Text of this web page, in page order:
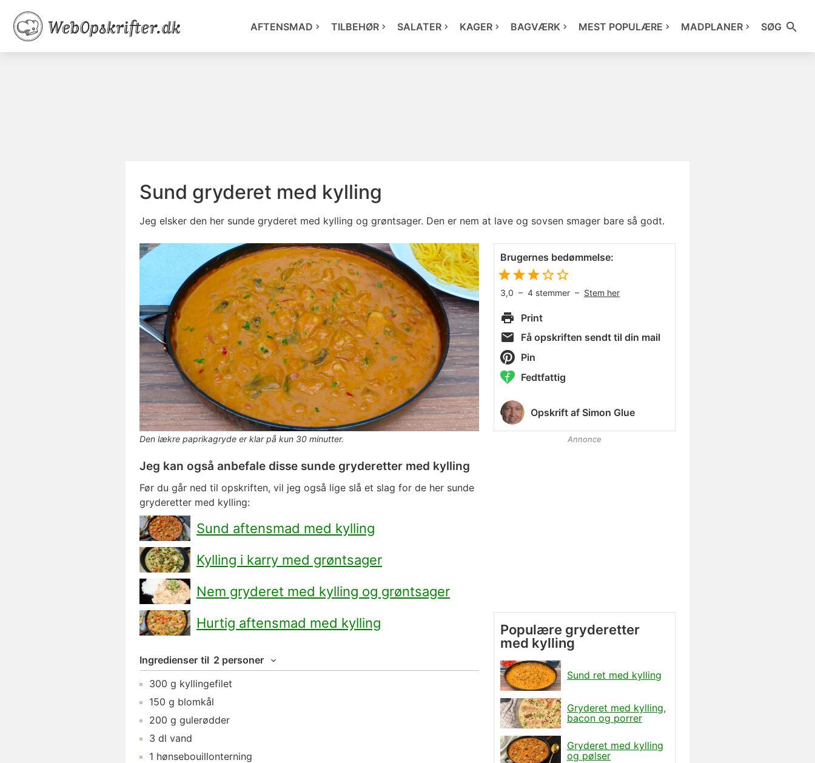
AFTENSMAD TILBEHØR SALATER KAGER BAGVÆRK MEST POPULÆRE MADPLANER SØG
Sund gryderet med kylling
Jeg elsker den her sunde gryderet med kylling og grøntsager. Den er nem at lave og sovsen smager bare så godt.
Den lækre paprikagryde er klar på kun 30 minutter.
Jeg kan også anbefale disse sunde gryderetter med kylling
Før du går ned til opskriften, vil jeg også lige slå et slag for de her sunde
gryderetter med kylling:
Sund aftensmad med kylling
Kylling i karry med grøntsager
Nem gryderet med kylling og grøntsager
Hurtig aftensmad med kylling
Ingredienser til 2 personer
300 g kyllingefilet
150 g blomkål
200 g gulerødder
3 dl vand
1 hønsebouillonterning
Brugernes bedømmelse:
3,0 – 4 stemmer – Stem her
Print
Få opskriften sendt til din mail
Pin
Fedtfattig
Opskrift af Simon Glue
Annonce
Populære gryderetter
med kylling
Sund ret med kylling
Gryderet med kylling,
bacon og porrer
Gryderet med kylling
og pølser